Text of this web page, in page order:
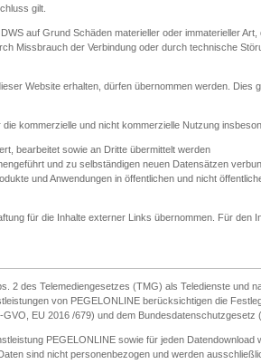
gilt.
auf Grund Schäden materieller oder immaterieller Art,
Missbrauch der Verbindung oder durch technische
Website erhalten, dürfen übernommen werden. Dies
kommerzielle und nicht kommerzielle Nutzung
bearbeitet sowie an Dritte übermittelt werden
und zu selbständigen neuen Datensätzen
und Anwendungen in öffentlichen und nicht
für die Inhalte externer Links übernommen. Für den
2 des Telemediengesetzes (TMG) als Teledienste und
von PEGELONLINE berücksichtigen die
EU 2016 /679) und dem Bundesdatenschutzgesetz
PEGELONLINE sowie für jeden Datendownload
sind nicht personenbezogen und werden